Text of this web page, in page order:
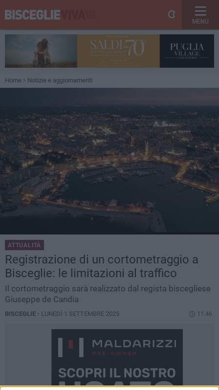
MENU
Home Notizie e aggiornamenti
ATTUALITÀ
Registrazione di un cortometraggio a
Bisceglie: le limitazioni al traffico
Il cortometraggio sarà realizzato dal regista biscegliese
Giuseppe de Candia
BISCEGLIE - LUNEDÌ 1 SETTEMBRE 2025 11.46